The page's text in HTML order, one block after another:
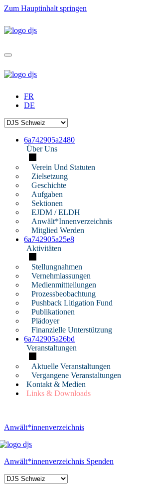
Zum Hauptinhalt springen
FR
DE
6a742905a2480
Über Uns
Verein Und Statuten
Zielsetzung
Geschichte
Aufgaben
Sektionen
EJDM / ELDH
Anwält*innenverzeichnis
Mitglied Werden
6a742905a25e8
Aktivitäten
Stellungnahmen
Vernehmlassungen
Medienmittteilungen
Prozessbeobachtung
Pushback Litigation Fund
Publikationen
Plädoyer
Finanzielle Unterstützung
6a742905a26bd
Veranstaltungen
Aktuelle Veranstaltungen
Vergangene Veranstaltungen
Kontakt & Medien
Links & Downloads
Anwält*innenverzeichnis
Anwält*innenverzeichnis Spenden